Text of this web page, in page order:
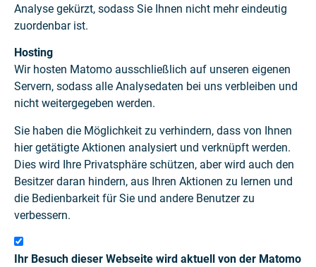
Analyse gekürzt, sodass Sie Ihnen nicht mehr eindeutig
zuordenbar ist.
Hosting
Wir hosten Matomo ausschließlich auf unseren eigenen
Servern, sodass alle Analysedaten bei uns verbleiben und
nicht weitergegeben werden.
Sie haben die Möglichkeit zu verhindern, dass von Ihnen
hier getätigte Aktionen analysiert und verknüpft werden.
Dies wird Ihre Privatsphäre schützen, aber wird auch den
Besitzer daran hindern, aus Ihren Aktionen zu lernen und
die Bedienbarkeit für Sie und andere Benutzer zu
verbessern.
Ihr Besuch dieser Webseite wird aktuell von der Matomo